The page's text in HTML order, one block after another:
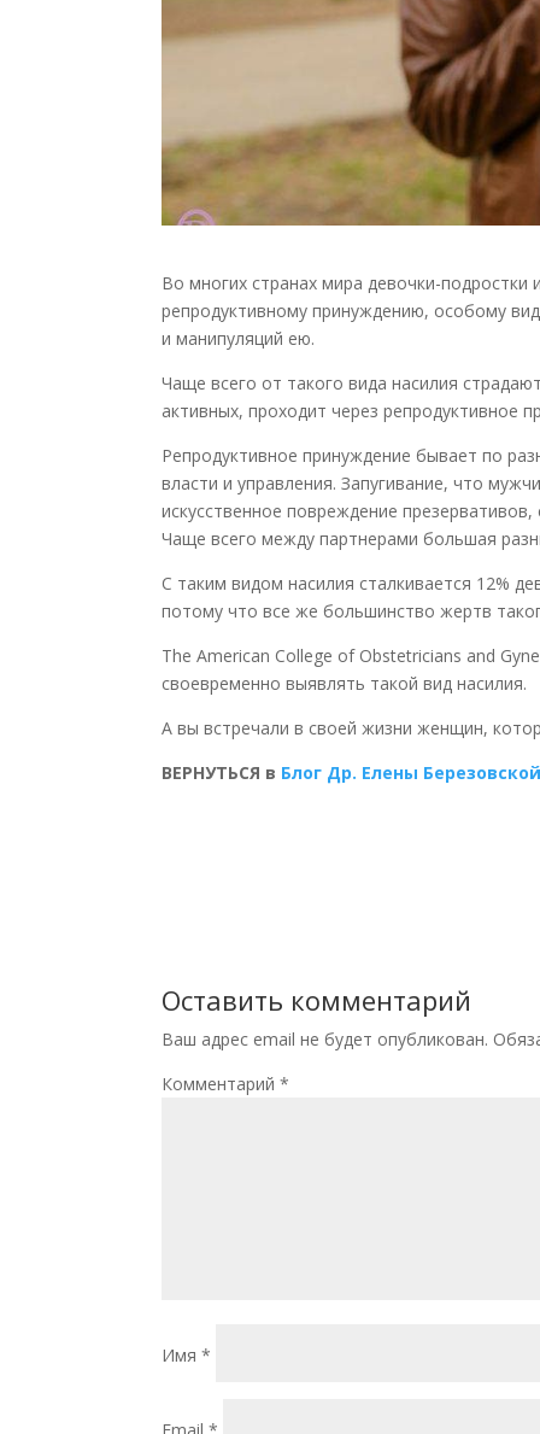
Во многих странах мира девочки-
репродуктивному принуждению, особому
и манипуляций ею.
Чаще всего от такого вида насилия
активных, проходит через репродуктивное
Репродуктивное принуждение бывает по
власти и управления. Запугивание, что
искусственное повреждение
Чаще всего между партнерами большая
С таким видом насилия сталкивается 12%
потому что все же большинство жертв
The American College of Obstetricians and
своевременно выявлять такой вид насилия.
А вы встречали в своей жизни женщин,
ВЕРНУТЬСЯ в Блог Др. Елены
Оставить комментарий
Ваш адрес email не будет опубликован.
Комментарий*
Имя*